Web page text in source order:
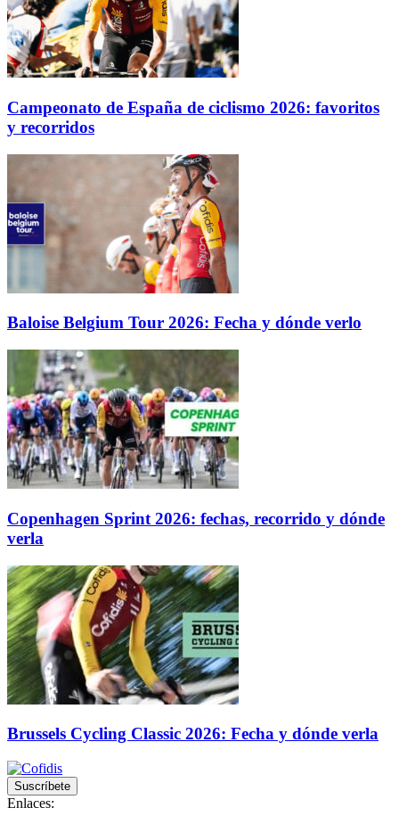
Campeonato de España de ciclismo 2026: favoritos
y recorridos
Baloise Belgium Tour 2026: Fecha y dónde verlo
Copenhagen Sprint 2026: fechas, recorrido y dónde
verla
Brussels Cycling Classic 2026: Fecha y dónde verla
Suscríbete
Enlaces: